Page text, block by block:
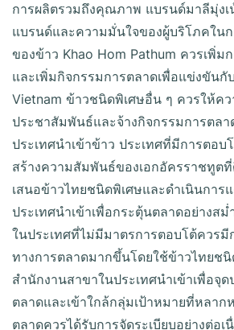
การผลิตรวมถึงคุณภาพ แบรนด์มาลีมุ่งเ
แบรนด์และความมั่นใจของผู้บริโภคใน
ของข้าว Khao Hom Pathum ควรเพิ่ม
และเพิ่มกิจกรรมการตลาดเพื่อแข่งขันกั
Vietnam ข้าวชนิดพิเศษอื่น ๆ ควรให้ค
ประชาสัมพันธ์และจ้างกิจกรรมการตล
ประเทศนำเข้าข้าว ประเทศที่มีการตอบ
สร้างความสัมพันธ์ของเอกอัครราชทูตที่
เสนอข้าวไทยชนิดพิเศษและดำเนินการ
ประเทศนำเข้าเพื่อกระตุ้นตลาดอย่างส
ในประเทศที่ไม่มีมาตรการตอบโต้ควรมี
ทางการตลาดมากขึ้นโดยใช้ข้าวไทยช
สำนักงานสาขาในประเทศนำเข้าเพื่อจุ
ตลาดและเข้าใกล้กลุ่มเป้าหมายที่หลาก
ตลาดควรได้รับการจัดระเบียบอย่างต่อเ